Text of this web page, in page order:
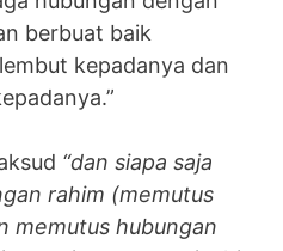
berbuat baik
kepadanya dan
“dan siapa saja
rahim (memutus
memutus hubungan